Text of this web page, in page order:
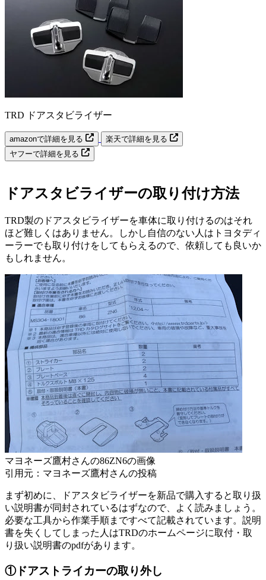
TRD ドアスタビライザー
amazonで詳細を見る
楽天で詳細を見る
ヤフーで詳細を見る
ドアスタビライザーの取り付け方法
TRD製のドアスタビライザーを車体に取り付けるのはそれ
ほど難しくはありません。しかし自信のない人はトヨタディ
ーラーでも取り付けをしてもらえるので、依頼しても良いか
もしれません。
マヨネーズ鷹村さんの86ZN6の画像
引用元：マヨネーズ鷹村さんの投稿
まず初めに、ドアスタビライザーを新品で購入すると取り扱
い説明書が同封されているはずなので、よく読みましょう。
必要な工具から作業手順まですべて記載されています。説明
書を失くしてしまった人はTRDのホームページに取付・取
り扱い説明書のpdfがあります。
①ドアストライカーの取り外し